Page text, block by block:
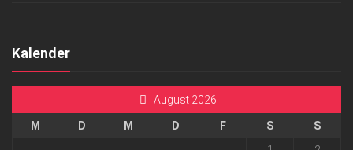
Kalender
August 2026
M D M D F S
S